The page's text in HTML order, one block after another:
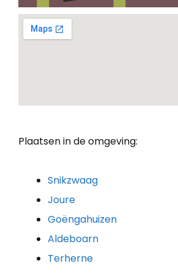
Plaatsen in de omgeving:
Snikzwaag
Joure
Goëngahuizen
Aldeboarn
Terherne